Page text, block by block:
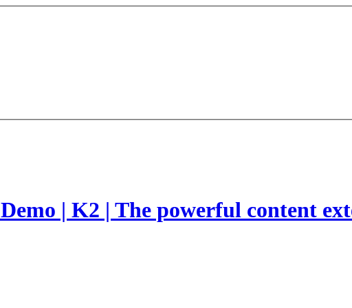
Demo | K2 | The powerful content